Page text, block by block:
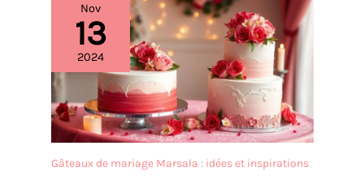
Nov
13
2024
Gâteaux de mariage Marsala : idées et inspirations